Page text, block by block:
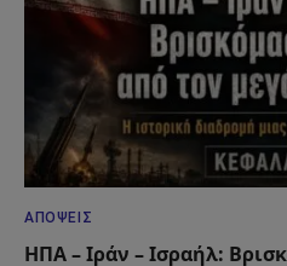
ΑΠΌΨΕΙΣ
ΗΠΑ – Ιράν – Ισραήλ: